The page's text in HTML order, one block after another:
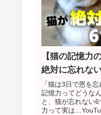
【猫の記憶力
絶対に忘れな
「猫は3日で恩を
記憶力ってどうな
と、猫が忘れない
力って実は